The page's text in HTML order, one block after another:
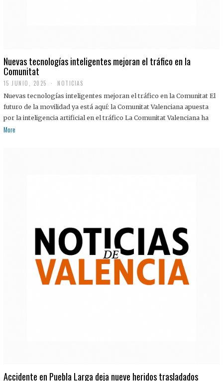
Nuevas tecnologías inteligentes mejoran el tráfico en la
Comunitat
15 JUNIO, 2025 NOTICIAS
Nuevas tecnologías inteligentes mejoran el tráfico en la Comunitat El
futuro de la movilidad ya está aquí: la Comunitat Valenciana apuesta
por la inteligencia artificial en el tráfico La Comunitat Valenciana ha
More
Accidente en Puebla Larga deja nueve heridos trasladados